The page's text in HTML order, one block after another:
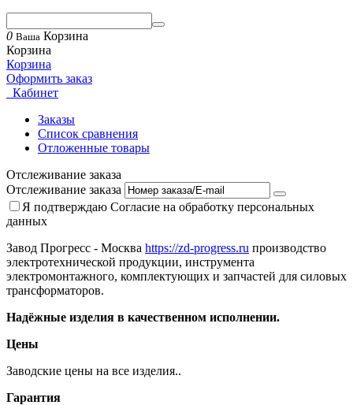
0 Ваша Корзина
Корзина
Корзина
Оформить заказ
Кабинет
Заказы
Список сравнения
Отложенные товары
Отслеживание заказа
Отслеживание заказа
Я подтверждаю Согласие на обработку персональных
данных
Завод Прогресс - Москва https://zd-progress.ru производство
электротехнической продукции, инструмента
электромонтажного, комплектующих и запчастей для силовых
трансформаторов.
Надёжные изделия в качественном исполнении.
Цены
Заводские цены на все изделия..
Гарантия